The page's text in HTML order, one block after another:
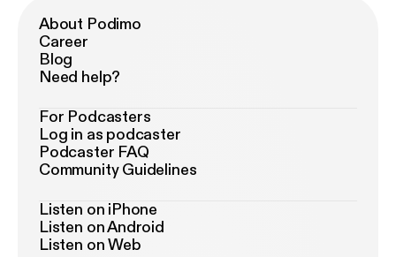
About Podimo
Career
Blog
Need help?
For Podcasters
Log in as podcaster
Podcaster FAQ
Community Guidelines
Listen on iPhone
Listen on Android
Listen on Web